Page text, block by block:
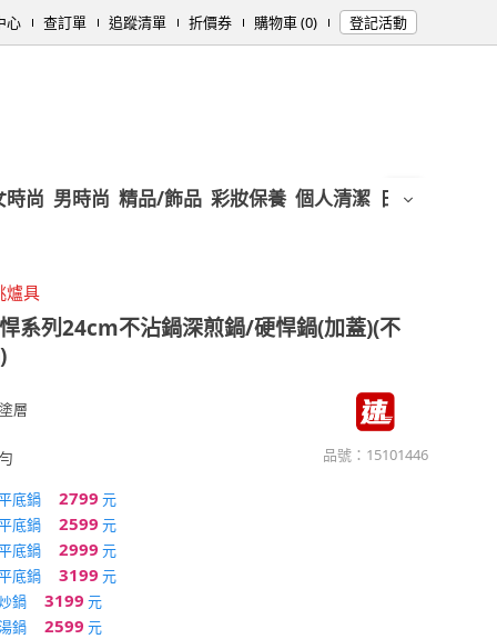
心 查訂單 追蹤清單 折價券 購物車 (0) 登記活動
時尚 男時尚 精品/飾品 彩妝保養 個人清潔 日用/紙品
爐具
系列24cm不沾鍋深煎鍋/硬悍鍋(加蓋)(不
層
品號： 15101446
底鍋 2799 元
底鍋
2599 元
底鍋
2999 元
底鍋
3199 元
鍋
3199 元
鍋
2599 元